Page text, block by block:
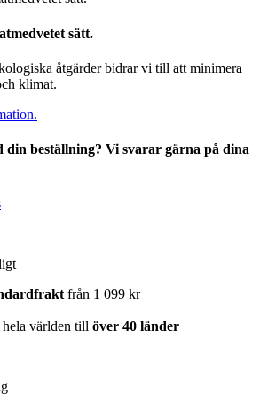
sätt.
åtgärder bidrar vi till att minimera
klimat.
din beställning? Vi svarar gärna på dina
från 1 099 kr
världen till över 40 länder